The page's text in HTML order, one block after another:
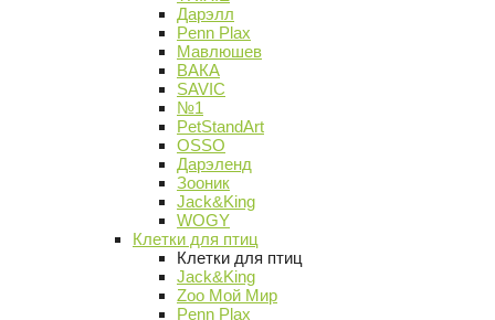
Дарэлл
Penn Plax
Мавлюшев
ВАКА
SAVIC
№1
PetStandArt
OSSO
Дарэленд
Зооник
Jack&King
WOGY
Клетки для птиц
Клетки для птиц
Jack&King
Zoo Мой Мир
Penn Plax